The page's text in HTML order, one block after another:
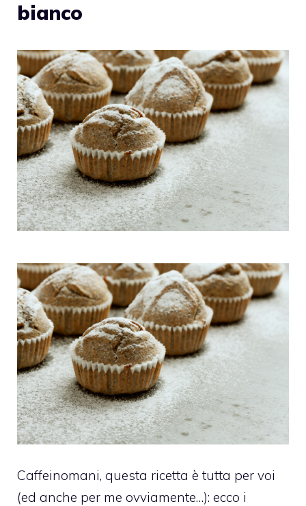
bianco
Caffeinomani, questa ricetta è tutta per voi
(ed anche per me ovviamente…): ecco i